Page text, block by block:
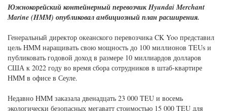
Южнокорейский контейнерный перевозчик Hyundai Merchant
Marine (HMM) опубликовал амбициозный план расширения.
Генеральный директор океанского перевозчика CK Yoo представил
цель HMM наращивать свою мощность до 100 миллионов TEUs и
публиковать годовой доход в размере 10 миллиардов долларов
США к 2022 году во время сбора сотрудников в штаб-квартире
HMM в офисе в Сеуле.
Недавно HMM заказала двенадцать 23 000 TEU и восемь
экологически безопасных мегаватт стоимостью 15 000 TEU для